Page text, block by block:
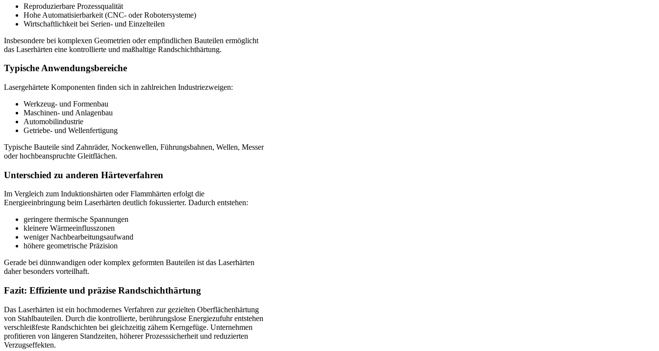
Reproduzierbare Prozessqualität
Hohe Automatisierbarkeit (CNC- oder Robotersysteme)
Wirtschaftlichkeit bei Serien- und Einzelteilen
Insbesondere bei komplexen Geometrien oder empfindlichen Bauteilen ermöglicht
das Laserhärten eine kontrollierte und maßhaltige Randschichthärtung.
Typische Anwendungsbereiche
Lasergehärtete Komponenten finden sich in zahlreichen Industriezweigen:
Werkzeug- und Formenbau
Maschinen- und Anlagenbau
Automobilindustrie
Getriebe- und Wellenfertigung
Typische Bauteile sind Zahnräder, Nockenwellen, Führungsbahnen, Wellen, Messer
oder hochbeanspruchte Gleitflächen.
Unterschied zu anderen Härteverfahren
Im Vergleich zum Induktionshärten oder Flammhärten erfolgt die
Energieeinbringung beim Laserhärten deutlich fokussierter. Dadurch entstehen:
geringere thermische Spannungen
kleinere Wärmeeinflusszonen
weniger Nachbearbeitungsaufwand
höhere geometrische Präzision
Gerade bei dünnwandigen oder komplex geformten Bauteilen ist das Laserhärten
daher besonders vorteilhaft.
Fazit: Effiziente und präzise Randschichthärtung
Das Laserhärten ist ein hochmodernes Verfahren zur gezielten Oberflächenhärtung
von Stahlbauteilen. Durch die kontrollierte, berührungslose Energiezufuhr entstehen
verschleißfeste Randschichten bei gleichzeitig zähem Kerngefüge. Unternehmen
profitieren von längeren Standzeiten, höherer Prozesssicherheit und reduzierten
Verzugseffekten.